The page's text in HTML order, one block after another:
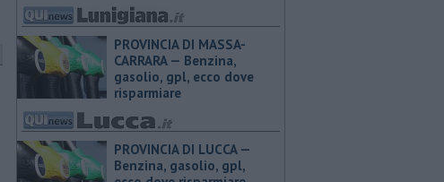
PROVINCIA DI MASSA-
CARRARA — ​Benzina,
gasolio, gpl, ecco dove
risparmiare
PROVINCIA DI LUCCA — ​
Benzina, gasolio, gpl,